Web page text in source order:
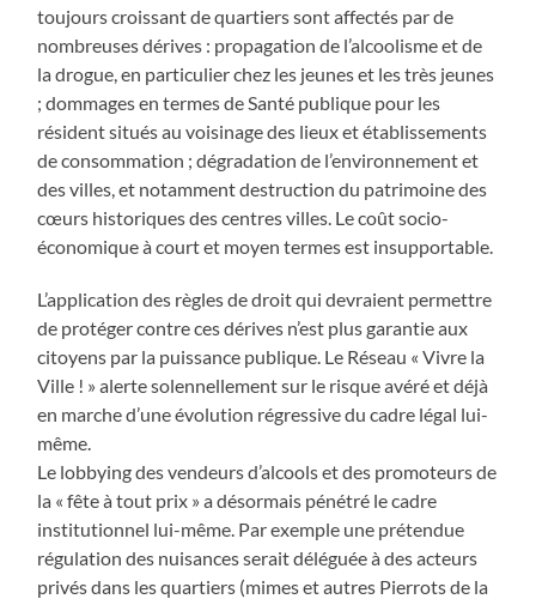
toujours croissant de quartiers sont affectés par de
nombreuses dérives : propagation de l’alcoolisme et de
la drogue, en particulier chez les jeunes et les très jeunes
; dommages en termes de Santé publique pour les
résident situés au voisinage des lieux et établissements
de consommation ; dégradation de l’environnement et
des villes, et notamment destruction du patrimoine des
cœurs historiques des centres villes. Le coût socio-
économique à court et moyen termes est insupportable.
L’application des règles de droit qui devraient permettre
de protéger contre ces dérives n’est plus garantie aux
citoyens par la puissance publique. Le Réseau « Vivre la
Ville ! » alerte solennellement sur le risque avéré et déjà
en marche d’une évolution régressive du cadre légal lui-
même.
Le lobbying des vendeurs d’alcools et des promoteurs de
la « fête à tout prix » a désormais pénétré le cadre
institutionnel lui-même. Par exemple une prétendue
régulation des nuisances serait déléguée à des acteurs
privés dans les quartiers (mimes et autres Pierrots de la